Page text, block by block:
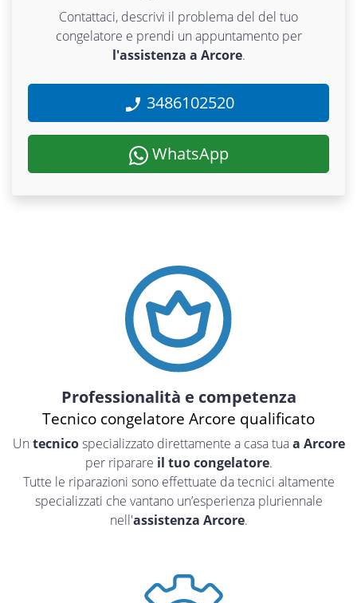
Contattaci, descrivi il problema del del tuo
congelatore e prendi un appuntamento per
l'assistenza a Arcore.
3486102520
WhatsApp
Professionalità e competenza
Tecnico congelatore Arcore qualificato
Un tecnicospecializzato direttamente a casa tuaa Arcore
per riparare il tuo congelatore.
Tutte le riparazioni sono effettuate da tecnici altamente
specializzati che vantano un’esperienza pluriennale
nell'assistenza Arcore.